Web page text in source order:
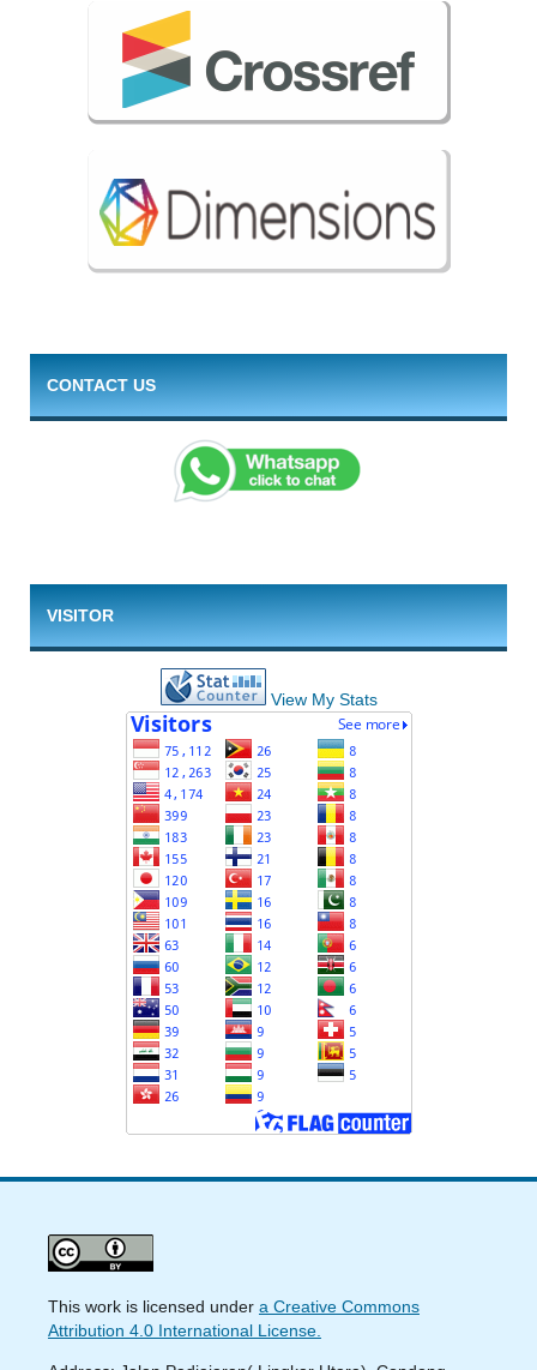
CONTACT US
VISITOR
View My Stats
This work is licensed under a Creative Commons
Attribution 4.0 International License.